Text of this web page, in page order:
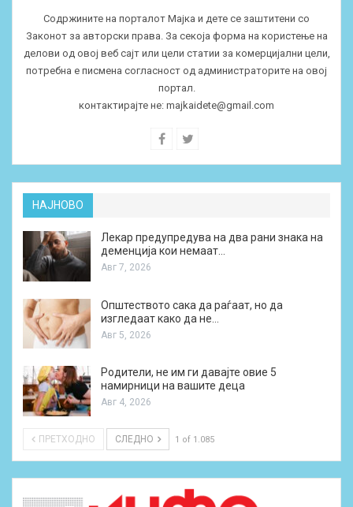
Содржините на порталот Мајка и дете се заштитени со
Законот за авторски права. За секоја форма на користење на
делови од овој веб сајт или цели статии за комерцијални цели,
потребна е писмена согласност од администраторите на овој
портал.
контактирајте не: majkaidete@gmail.com
НАЈНОВО
Лекар предупредува на два рани знака на
деменција кои немаат…
Авг 7, 2026
Општеството сака да раѓаат, но да
изгледаат како да не…
Авг 5, 2026
Родители, не им ги давајте овие 5
намирници на вашите деца
Авг 4, 2026
ПРЕТХОДНО СЛЕДНО 1 of 1.085